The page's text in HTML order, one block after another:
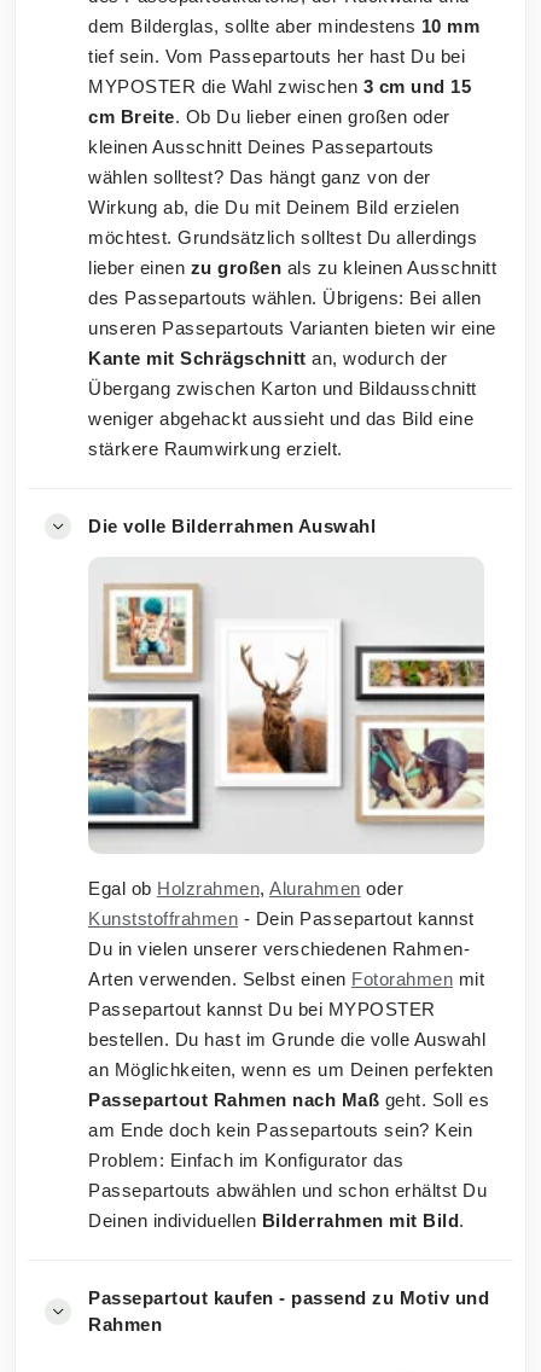
dem Bilderglas, sollte aber mindestens 10 mm
tief sein. Vom Passepartouts her hast Du bei
MYPOSTER die Wahl zwischen 3 cm und 15
cm Breite. Ob Du lieber einen großen oder
kleinen Ausschnitt Deines Passepartouts
wählen solltest? Das hängt ganz von der
Wirkung ab, die Du mit Deinem Bild erzielen
möchtest. Grundsätzlich solltest Du allerdings
lieber einen zu großen als zu kleinen Ausschnitt
des Passepartouts wählen. Übrigens: Bei allen
unseren Passepartouts Varianten bieten wir eine
Kante mit Schrägschnitt an, wodurch der
Übergang zwischen Karton und Bildausschnitt
weniger abgehackt aussieht und das Bild eine
stärkere Raumwirkung erzielt.
Die volle Bilderrahmen Auswahl
Egal ob Holzrahmen, Alurahmen oder
Kunststoffrahmen - Dein Passepartout kannst
Du in vielen unserer verschiedenen Rahmen-
Arten verwenden. Selbst einen Fotorahmen mit
Passepartout kannst Du bei MYPOSTER
bestellen. Du hast im Grunde die volle Auswahl
an Möglichkeiten, wenn es um Deinen perfekten
Passepartout Rahmen nach Maß geht. Soll es
am Ende doch kein Passepartouts sein? Kein
Problem: Einfach im Konfigurator das
Passepartouts abwählen und schon erhältst Du
Deinen individuellen Bilderrahmen mit Bild.
Passepartout kaufen - passend zu Motiv und
Rahmen